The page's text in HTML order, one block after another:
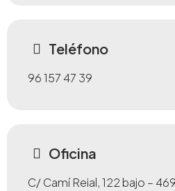
Teléfono
96 157 47 39
Oficina
C/ Camí Reial, 122 bajo –